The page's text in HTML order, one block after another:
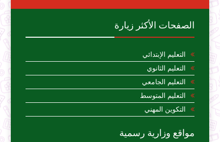
الصفحات الأكثر زيارة
التعليم الإبتدائي
التعليم الثانوي
التعليم الجامعي
التعليم المتوسط
التكوين المهني
مواقع وزارية رسمية